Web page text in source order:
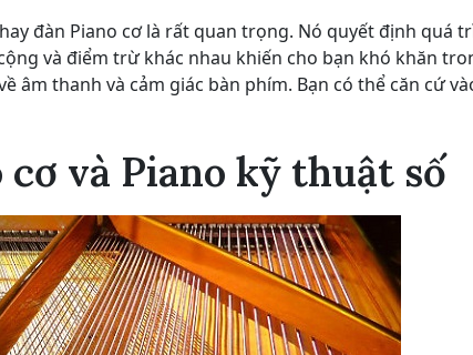
đàn Piano cơ là rất quan trọng. Nó quyết định quá
và điểm trừ khác nhau khiến cho bạn khó khăn
âm thanh và cảm giác bàn phím. Bạn có thể căn cứ
và Piano kỹ thuật số